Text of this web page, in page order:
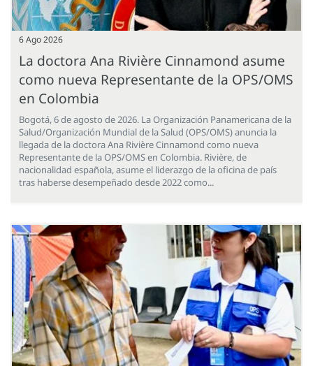
6 Ago 2026
La doctora Ana Rivière Cinnamond asume
como nueva Representante de la OPS/OMS
en Colombia
Bogotá, 6 de agosto de 2026. La Organización Panamericana de la
Salud/Organización Mundial de la Salud (OPS/OMS) anuncia la
llegada de la doctora Ana Rivière Cinnamond como nueva
Representante de la OPS/OMS en Colombia. Rivière, de
nacionalidad española, asume el liderazgo de la oficina de país
tras haberse desempeñado desde 2022 como...